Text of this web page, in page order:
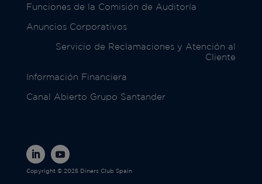
Funciones de la Comisión de Auditoría
Anuncios Corporativos
Servicio de Reclamaciones y Atención al
Cliente
Información Financiera
Canal Abierto Grupo Santander
Copyright © 2025 Diners Club Spain